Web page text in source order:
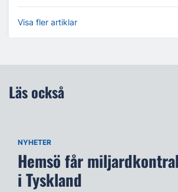
Visa fler artiklar
Läs också
NYHETER
Hemsö får
i Tyskland